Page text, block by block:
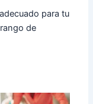
para tu
de